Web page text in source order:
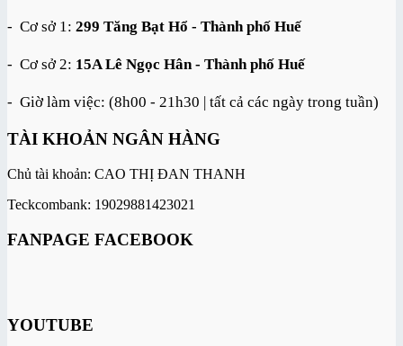
- Cơ sở 1: 299 Tăng Bạt Hổ - Thành phố Huế
- Cơ sở 2: 15A Lê Ngọc Hân - Thành phố Huế
- Giờ làm việc: (8h00 - 21h30 | tất cả các ngày trong tuần)
TÀI KHOẢN NGÂN HÀNG
Chủ tài khoản: CAO THỊ ĐAN THANH
Teckcombank: 19029881423021
FANPAGE FACEBOOK
YOUTUBE